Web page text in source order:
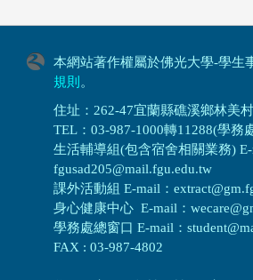
本網站著作權屬於佛光大學-學生
規則 。
住址：262-47宜蘭縣礁溪鄉林美
TEL：03-987-1000轉11288(學務
生活輔導組(包含宿舍相關業務) E-
fgusad205@mail.fgu.edu.tw
課外活動組 E-mail：
身心健康中心 E-mail：
學務處總窗口 E-mail：
FAX : 03-987-4802